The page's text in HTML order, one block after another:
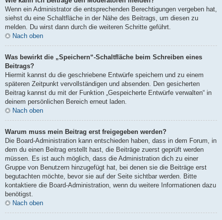
Wenn ein Administrator die entsprechenden Berechtigungen vergeben hat,
siehst du eine Schaltfläche in der Nähe des Beitrags, um diesen zu
melden. Du wirst dann durch die weiteren Schritte geführt.
Nach oben
Was bewirkt die „Speichern“-Schaltfläche beim Schreiben eines
Beitrags?
Hiermit kannst du die geschriebene Entwürfe speichern und zu einem
späteren Zeitpunkt vervollständigen und absenden. Den gesicherten
Beitrag kannst du mit der Funktion „Gespeicherte Entwürfe verwalten“ in
deinem persönlichen Bereich erneut laden.
Nach oben
Warum muss mein Beitrag erst freigegeben werden?
Die Board-Administration kann entschieden haben, dass in dem Forum, in
dem du einen Beitrag erstellt hast, die Beiträge zuerst geprüft werden
müssen. Es ist auch möglich, dass die Administration dich zu einer
Gruppe von Benutzern hinzugefügt hat, bei denen sie die Beiträge erst
begutachten möchte, bevor sie auf der Seite sichtbar werden. Bitte
kontaktiere die Board-Administration, wenn du weitere Informationen dazu
benötigst.
Nach oben